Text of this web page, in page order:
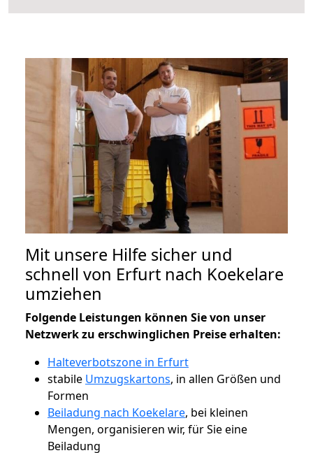
Mit unsere Hilfe sicher und
schnell von Erfurt nach Koekelare
umziehen
Folgende Leistungen können Sie von unser
Netzwerk zu erschwinglichen Preise erhalten:
Halteverbotszone in Erfurt
stabile Umzugskartons, in allen Größen und
Formen
Beiladung nach Koekelare, bei kleinen
Mengen, organisieren wir, für Sie eine
Beiladung